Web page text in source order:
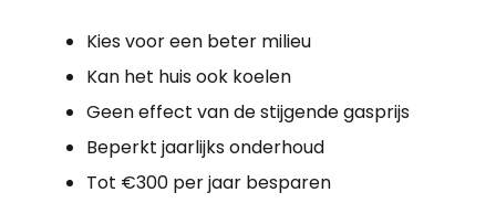
Kies voor een beter milieu
Kan het huis ook koelen
Geen effect van de stijgende gasprijs
Beperkt jaarlijks onderhoud
Tot €300 per jaar besparen